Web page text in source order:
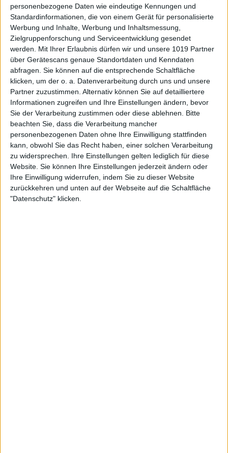
personenbezogene Daten wie eindeutige Kennungen und
Standardinformationen, die von einem Gerät für personalisierte
Werbung und Inhalte, Werbung und Inhaltsmessung,
Zielgruppenforschung und Serviceentwicklung gesendet
werden.
Mit Ihrer Erlaubnis dürfen wir und unsere 1019 Partner
über Gerätescans genaue Standortdaten und Kenndaten
abfragen. Sie können auf die entsprechende Schaltfläche
klicken, um der o. a. Datenverarbeitung durch uns und unsere
Partner zuzustimmen. Alternativ können Sie auf detailliertere
Informationen zugreifen und Ihre Einstellungen ändern, bevor
Sie der Verarbeitung zustimmen oder diese ablehnen.
Bitte
beachten Sie, dass die Verarbeitung mancher
personenbezogenen Daten ohne Ihre Einwilligung stattfinden
kann, obwohl Sie das Recht haben, einer solchen Verarbeitung
zu widersprechen. Ihre Einstellungen gelten lediglich für diese
Website. Sie können Ihre Einstellungen jederzeit ändern oder
Ihre Einwilligung widerrufen, indem Sie zu dieser Website
zurückkehren und unten auf der Webseite auf die Schaltfläche
"Datenschutz" klicken.